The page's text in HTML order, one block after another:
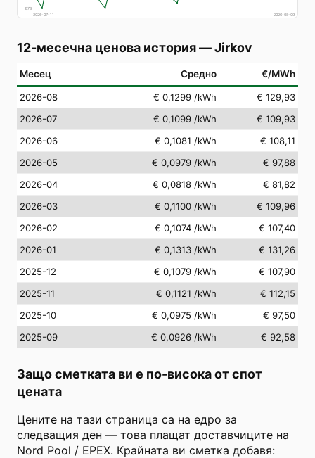
€78
2026-07-11
2026-08-09
12-месечна ценова история—Jirkov
Месец Средно €/MWh
2026-08 € 0,1299 /kWh
€ 129,93
2026-07
€ 0,1099 /kWh
€ 109,93
2026-06
€ 0,1081 /kWh
€ 108,11
2026-05
€ 0,0979 /kWh
€ 97,88
2026-04
€ 0,0818 /kWh
€ 81,82
2026-03
€ 0,1100 /kWh
€ 109,96
2026-02
€ 0,1074 /kWh
€ 107,40
2026-01
€ 0,1313 /kWh
€ 131,26
2025-12
€ 0,1079 /kWh
€ 107,90
2025-11
€ 0,1121 /kWh
€ 112,15
2025-10
€ 0,0975 /kWh
€ 97,50
2025-09
€ 0,0926 /kWh € 92,58
Защо сметката ви е по-висока от спот
цената
Цените на тази страница са на едро за
следващия ден — това плащат доставчиците на
Nord Pool / EPEX. Крайната ви сметка добавя: